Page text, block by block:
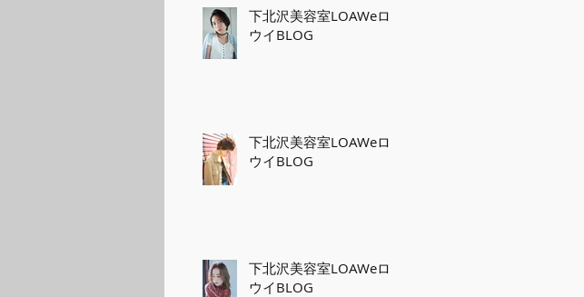
下北沢美容室LOAWeロ
ウイBLOG
下北沢美容室LOAWeロ
ウイBLOG
下北沢美容室LOAWeロ
ウイBLOG